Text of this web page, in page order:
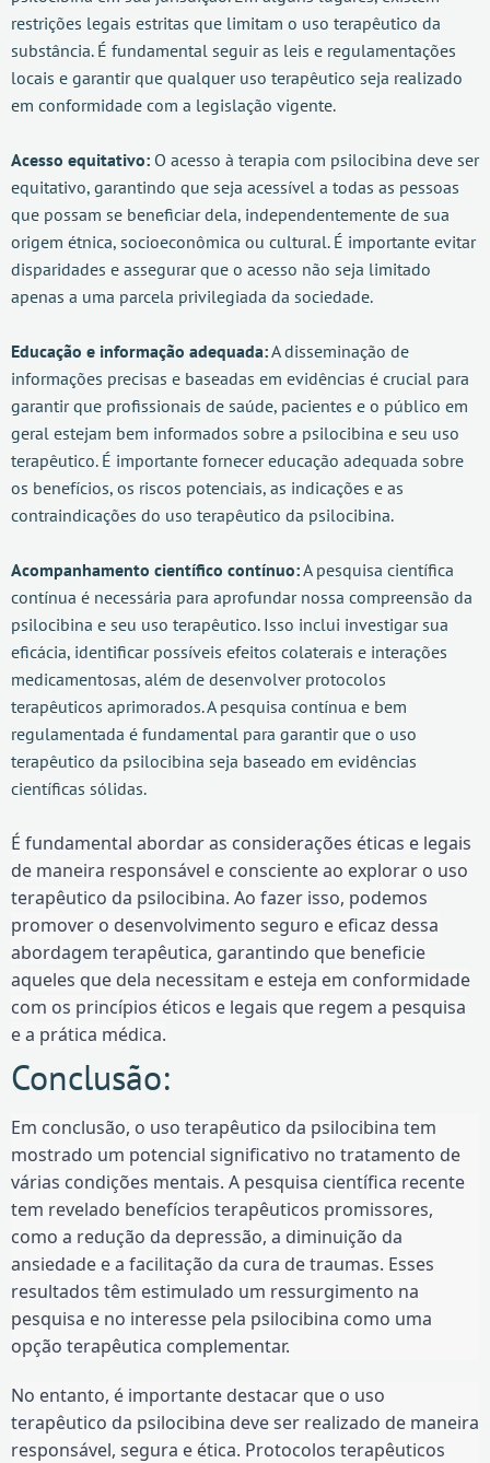
restrições legais estritas que limitam o uso terapêutico da
substância. É fundamental seguir as leis e regulamentações
locais e garantir que qualquer uso terapêutico seja realizado
em conformidade com a legislação vigente.
Acesso equitativo: O acesso à terapia com psilocibina deve ser
equitativo, garantindo que seja acessível a todas as pessoas
que possam se beneficiar dela, independentemente de sua
origem étnica, socioeconômica ou cultural. É importante evitar
disparidades e assegurar que o acesso não seja limitado
apenas a uma parcela privilegiada da sociedade.
Educação e informação adequada:A disseminação de
informações precisas e baseadas em evidências é crucial para
garantir que profissionais de saúde, pacientes e o público em
geral estejam bem informados sobre a psilocibina e seu uso
terapêutico. É importante fornecer educação adequada sobre
os benefícios, os riscos potenciais, as indicações e as
contraindicações do uso terapêutico da psilocibina.
Acompanhamento científico contínuo:A pesquisa científica
contínua é necessária para aprofundar nossa compreensão da
psilocibina e seu uso terapêutico. Isso inclui investigar sua
eficácia, identificar possíveis efeitos colaterais e interações
medicamentosas, além de desenvolver protocolos
terapêuticos aprimorados. A pesquisa contínua e bem
regulamentada é fundamental para garantir que o uso
terapêutico da psilocibina seja baseado em evidências
científicas sólidas.
É fundamental abordar as considerações éticas e legais
de maneira responsável e consciente ao explorar o uso
terapêutico da psilocibina. Ao fazer isso, podemos
promover o desenvolvimento seguro e eficaz dessa
abordagem terapêutica, garantindo que beneficie
aqueles que dela necessitam e esteja em conformidade
com os princípios éticos e legais que regem a pesquisa
e a prática médica.
Conclusão:
Em conclusão, o uso terapêutico da psilocibina tem
mostrado um potencial significativo no tratamento de
várias condições mentais. A pesquisa científica recente
tem revelado benefícios terapêuticos promissores,
como a redução da depressão, a diminuição da
ansiedade e a facilitação da cura de traumas. Esses
resultados têm estimulado um ressurgimento na
pesquisa e no interesse pela psilocibina como uma
opção terapêutica complementar.
No entanto, é importante destacar que o uso
terapêutico da psilocibina deve ser realizado de maneira
responsável, segura e ética. Protocolos terapêuticos